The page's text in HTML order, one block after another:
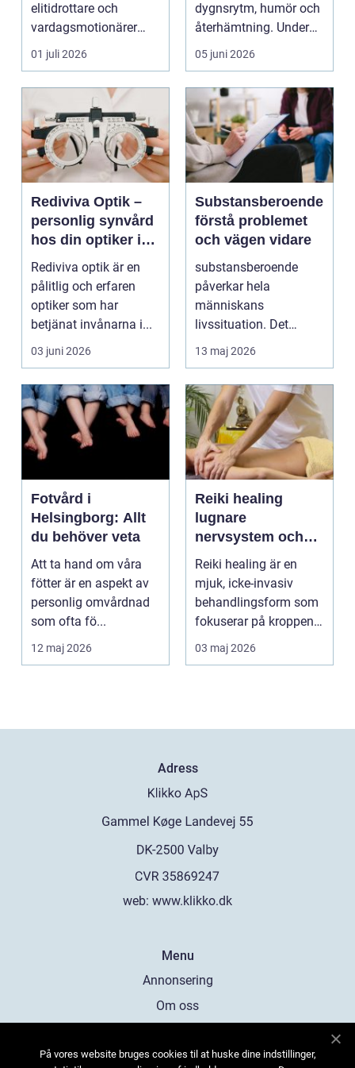
elitidrottare och
vardagsmotionärer
för...
01 juli 2026
dygnsrytm, humör och
återhämtning. Under
senare år har en ny typ
av prod...
05 juni 2026
Rediviva Optik –
personlig synvård
hos din optiker i
Uppsala
Rediviva optik är en
pålitlig och erfaren
optiker som har
betjänat invånarna i...
03 juni 2026
Substansberoende
förstå problemet
och vägen vidare
substansberoende
påverkar hela
människans
livssituation. Det
handlar sällan bara
om alkohol, narkoti...
13 maj 2026
Fotvård i
Helsingborg: Allt
du behöver veta
Att ta hand om våra
fötter är en aspekt av
personlig omvårdnad
som ofta fö...
12 maj 2026
Reiki healing
lugnare
nervsystem och
djupare
återhämtning
Reiki healing är en
mjuk, icke-invasiv
behandlingsform som
fokuserar på kroppens
egen förmåga att lä...
03 maj 2026
Adress
web: www.klikko.dk
Menu
Annonsering
Om oss
Kontakta oss
På vores website bruges cookies til at huske dine indstillinger,